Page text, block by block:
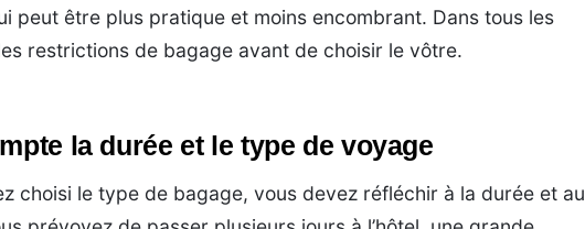
peut être plus pratique et moins encombrant. Dans tous les
restrictions de bagage avant de choisir le vôtre.
la durée et le type de voyage
choisi le type de bagage, vous devez réfléchir à la durée et au